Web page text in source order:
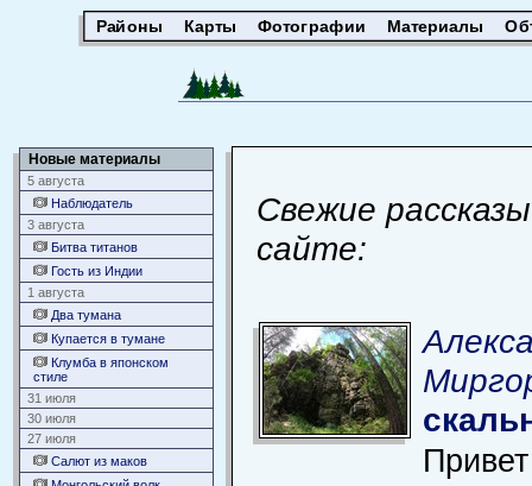
Районы Карты Фотографии Материалы
Новые материалы
5 августа
Наблюдатель
3 августа
Битва титанов
Гость из Индии
1 августа
Два тумана
Купается в тумане
Клумба в японском
стиле
31 июля
30 июля
27 июля
Салют из маков
Свежие
сайте: